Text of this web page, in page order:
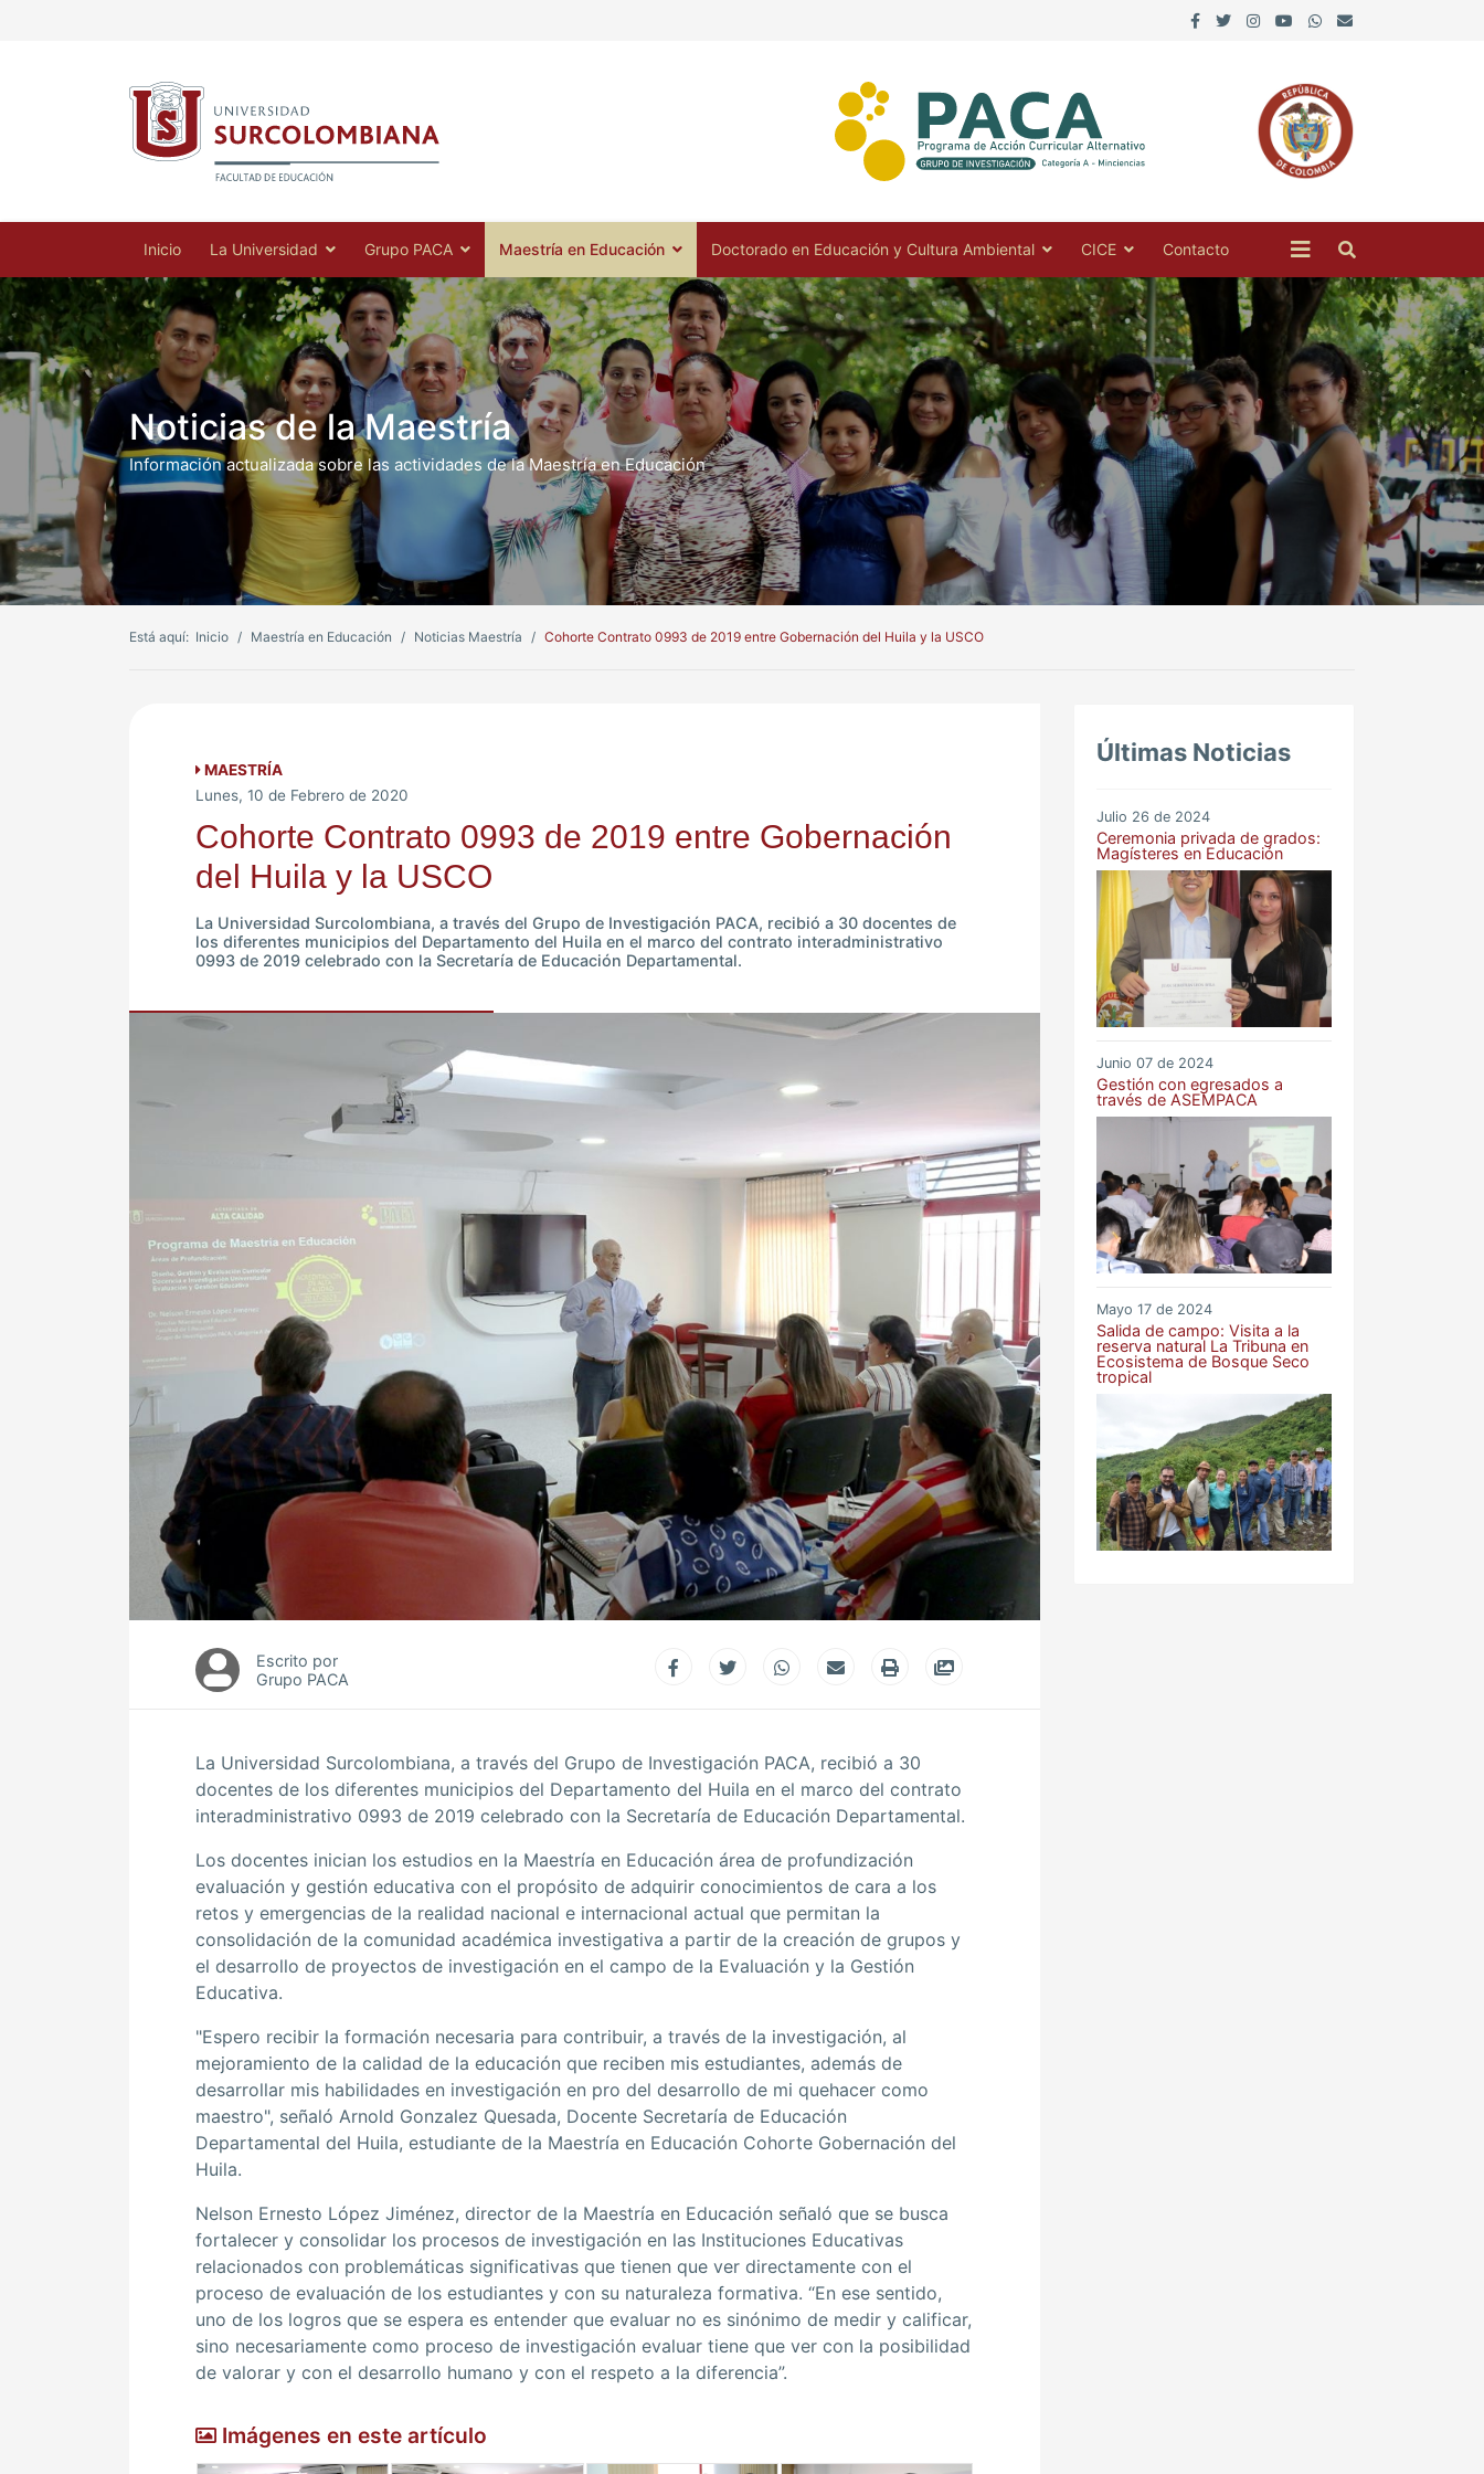
Inicio La Universidad Grupo PACA Maestría en Educación Doctorado en Educación y Cultura Ambiental CICE Contacto
Noticias de la Maestría
Información actualizada sobre las actividades de la Maestría en Educación
Está aquí: Inicio Maestría en Educación Noticias Maestría Cohorte Contrato 0993 de 2019 entre Gobernación del Huila y la USCO
MAESTRÍA
Lunes, 10 de Febrero de 2020
Cohorte Contrato 0993 de 2019 entre Gobernación
del Huila y la USCO
La Universidad Surcolombiana, a través del Grupo de Investigación PACA, recibió a 30 docentes de
los diferentes municipios del Departamento del Huila en el marco del contrato interadministrativo
0993 de 2019 celebrado con la Secretaría de Educación Departamental.
Escrito por
Grupo PACA
La Universidad Surcolombiana, a través del Grupo de Investigación PACA, recibió a 30
docentes de los diferentes municipios del Departamento del Huila en el marco del contrato
interadministrativo 0993 de 2019 celebrado con la Secretaría de Educación Departamental.
Los docentes inician los estudios en la Maestría en Educación área de profundización
evaluación y gestión educativa con el propósito de adquirir conocimientos de cara a los
retos y emergencias de la realidad nacional e internacional actual que permitan la
consolidación de la comunidad académica investigativa a partir de la creación de grupos y
el desarrollo de proyectos de investigación en el campo de la Evaluación y la Gestión
Educativa.
"Espero recibir la formación necesaria para contribuir, a través de la investigación, al
mejoramiento de la calidad de la educación que reciben mis estudiantes, además de
desarrollar mis habilidades en investigación en pro del desarrollo de mi quehacer como
maestro", señaló Arnold Gonzalez Quesada, Docente Secretaría de Educación
Departamental del Huila, estudiante de la Maestría en Educación Cohorte Gobernación del
Huila.
Nelson Ernesto López Jiménez, director de la Maestría en Educación señaló que se busca
fortalecer y consolidar los procesos de investigación en las Instituciones Educativas
relacionados con problemáticas significativas que tienen que ver directamente con el
proceso de evaluación de los estudiantes y con su naturaleza formativa. “En ese sentido,
uno de los logros que se espera es entender que evaluar no es sinónimo de medir y calificar,
sino necesariamente como proceso de investigación evaluar tiene que ver con la posibilidad
de valorar y con el desarrollo humano y con el respeto a la diferencia”.
Imágenes en este artículo
Últimas Noticias
Julio 26 de 2024
Ceremonia privada de grados:
Magísteres en Educación
Junio 07 de 2024
Gestión con egresados a
través de ASEMPACA
Mayo 17 de 2024
Salida de campo: Visita a la
reserva natural La Tribuna en
Ecosistema de Bosque Seco
tropical